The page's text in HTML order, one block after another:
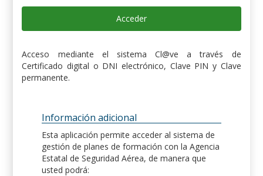
Acceder
Acceso mediante el sistema Cl@ve a través de
Certificado digital o DNI electrónico, Clave PIN y Clave
permanente.
Información adicional
Esta aplicación permite acceder al sistema de
gestión de planes de formación con la Agencia
Estatal de Seguridad Aérea, de manera que
usted podrá: